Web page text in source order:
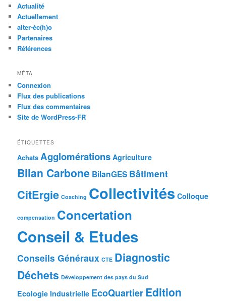
Actualité
Actuellement
alter-éc(h)o
Partenaires
Références
MÉTA
Connexion
Flux des publications
Flux des commentaires
Site de WordPress-FR
ÉTIQUETTES
Achats Agglomérations Agriculture
Bilan Carbone BilanGES Bâtiment
CitErgie Coaching Collectivités Colloque
compensation Concertation
Conseil & Etudes
Conseils Généraux CTE Diagnostic
Déchets Développement des pays du Sud
Ecologie Industrielle EcoQuartierEdition